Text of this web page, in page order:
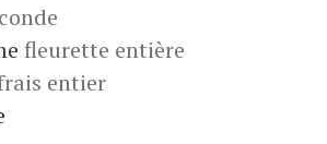
fleurette entière
entier